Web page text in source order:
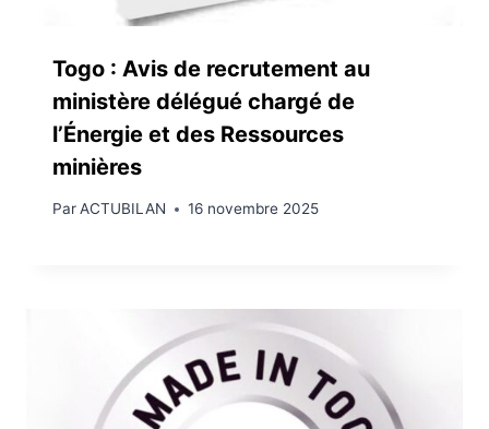
Togo : Avis de recrutement au
ministère délégué chargé de
l’Énergie et des Ressources
minières
ParACTUBILAN 16 novembre 2025